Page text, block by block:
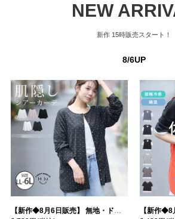
NEW
新作 15時販売スタート！
8/6UP
【新作◆8月6日販売】 無地・ドット柄から選べる 忍ばせ 活躍 シアー カーデ | 大きいサイズの通販ならハッピーマリリン
【新作◆8月6日販売】 お気軽&お手軽